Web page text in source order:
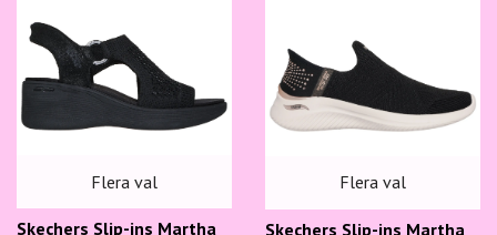
Flera val
Skechers Slip-ins Martha
Flera val
Skechers Slip-ins Martha